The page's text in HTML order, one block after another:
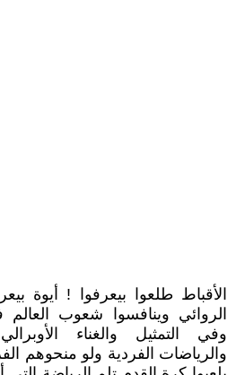
الأقباط طلعوا بيعرفوا ! أيوة
الروائي وينافسوا شعوب العالم
وفي التمثيل والغناء
والرياضات الفردية ولو منحوهم